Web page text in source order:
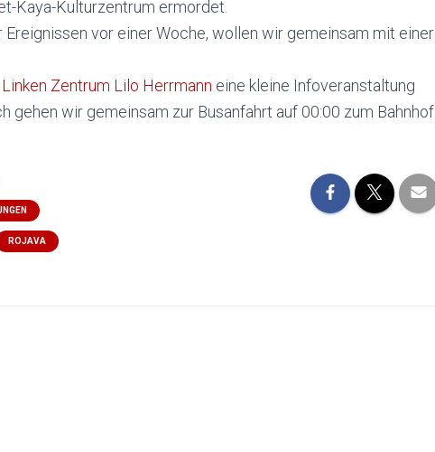
Kaya-Kulturzentrum ermordet.
vor einer Woche, wollen wir gemeinsam mit einer
Linken Zentrum Lilo Herrmann eine kleine Infoveranstaltung
gehen wir gemeinsam zur Busanfahrt auf 00:00 zum Bahnhof
ROJAVA